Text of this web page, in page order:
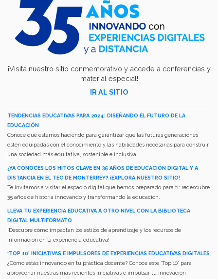
¡Visita nuestro sitio conmemorativo y accede a conferencias y
material especial!
IR AL SITIO
TENDENCIAS EDUCATIVAS PARA 2024: DISEÑANDO EL FUTURO DE LA
EDUCACIÓN
Conoce qué estamos haciendo para garantizar que las futuras generaciones
estén equipadas con el conocimiento y las habilidades necesarias para construir
una sociedad más equitativa, sostenible e inclusiva.
¿YA CONOCES LOS HITOS CLAVE EN 35 AÑOS DE EDUCACIÓN DIGITAL Y A
DISTANCIA EN EL TEC DE MONTERREY? ¡EXPLORA NUESTRO SITIO!
Te invitamos a visitar el espacio digital que hemos preparado para ti: redescubre
35 años de historia innovando y transformando la educación.
LLEVA TU EXPERIENCIA EDUCATIVA A OTRO NIVEL CON LA BIBLIOTECA
DIGITAL MULTIFORMATO
¡Descubre cómo impactan los estilos de aprendizaje y los recursos de
información en la experiencia educativa!
‘TOP 10’ INICIATIVAS E IMPULSORES DE EXPERIENCIAS EDUCATIVAS DIGITALES
¿Cómo estás innovando en tu práctica docente? Conoce este ‘Top 10’ para
aprovechar nuestras más recientes iniciativas e impulsar tu innovación